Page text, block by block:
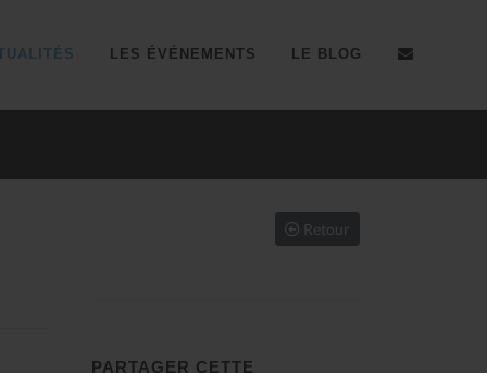
LES ÉVÉNEMENTS LE BLOG
Retour
PARTAGER CETTE